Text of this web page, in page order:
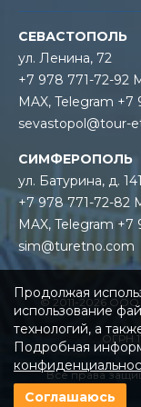
Продолжая
использование
технологий, а
Подробная
Соглашаюсь
СЕВАСТОПОЛЬ
ул. Ленина, 72
+7 978 771-72-92
MAX, Telegram +7
sevastopol@tour-
СИМФЕРОПОЛЬ
ул. Батурина, д. 141
+7 978 771-72-82
MAX, Telegram +7
sim@turetno.com
© 2011-2026 ООО
ОГРН
Все права